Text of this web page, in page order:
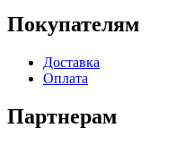
Покупателям
Доставка
Оплата
Партнерам